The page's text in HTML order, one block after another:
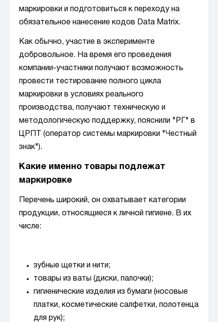
маркировки и подготовиться к переходу на
обязательное нанесение кодов Data Matrix.
Как обычно, участие в эксперименте
добровольное. На время его проведения
компании-участники получают возможность
провести тестирование полного цикла
маркировки в условиях реального
производства, получают техническую и
методологическую поддержку, пояснили "РГ" в
ЦРПТ (оператор системы маркировки "Честный
знак").
Какие именно товары подлежат
маркировке
Перечень широкий, он охватывает категории
продукции, относящиеся к личной гигиене. В их
числе:
зубные щетки и нити;
товары из ваты (диски, палочки);
гигиенические изделия из бумаги (носовые
платки, косметические салфетки, полотенца
для рук);